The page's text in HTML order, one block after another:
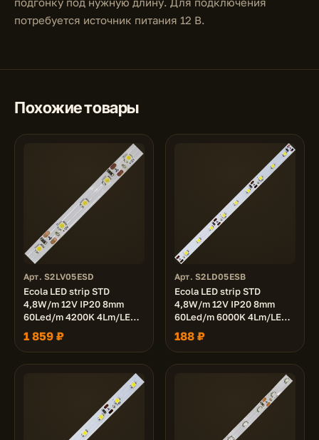
потребуется источник питания 12 В.
Похожие товары
Арт. S2LV05ESD
Ecola LED strip STD
4,8W/m 12V IP20 8mm
60Led/m 4200K 4Lm/LED
240Lm/m светодиодная
лента на катушке 50м.
1 859 ₽
Арт. S2LD05ESB
Ecola LED strip STD
4,8W/m 12V IP20 8mm
60Led/m 6000K 4Lm/LED
240Lm/m светодиодная
лента на катушке 5м.
188 ₽